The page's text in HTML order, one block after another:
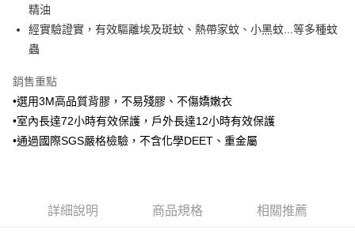
1.分期款項不併入電信帳單，「大哥付你分期」於每月結算日後寄送繳費提
醒簡訊。
2.透過簡訊連結打開帳單後，可選擇「超商條碼／台灣大直營門市／銀行轉
帳／街口支付／iPASS MONEY」等通路繳費。
【注意事項】
1.本服務係由「台灣大哥大股份有限公司」（以下簡稱本公司）所提供，讓
用戶於交易時，得透過本服務購買商品或服務，並由商店將買賣／分期付款
買賣價金債權讓與本公司後，依約使用本公司帳單繳交帳款。
2.基於同意付款使用「大哥付你分期」之契約關係目的，商店將以您的個人
１．於結帳方式選擇「AFTEE先享後付」後，將跳轉至「AFTEE先享後付」
結帳頁面，進行簡訊認證並確認金額後，即可完成結帳。
３．收到繳費通知簡訊後14天內，點擊此簡訊中的連結，可透過四大超商／
※ 請注意：結帳手續完成當下不需立刻繳費，但若您需要取消訂單，請聯絡
購買商品的店家。未經商家同意取消之訂單仍視為有效，需透過AFTEE先享
後付繳納相關費用。
※ 交易是否成功請以「AFTEE先享後付 」之結帳頁面顯示為準，若有關於
【注意事項】
１．透過由恩沛科技股份有限公司提供之「AFTEE先享後付」服務完成之交
付款後全家取貨
付款後萊爾富取貨
每筆NT$100，滿NT$1,000(含以上)免運費
付款後7-11取貨
每筆NT$100，滿NT$1,000(含以上)免運費
精油
經實驗證實，有效驅離埃及斑蚊、熱帶家蚊、小黑蚊...等多種蚊
蟲
銷售重點
•選用3M高品質背膠，不易殘膠、不傷嬌嫩衣
•室內長達72小時有效保護，戶外長達12小時有效保護
•通過國際SGS嚴格檢驗，不含化學DEET、重金屬
詳細說明 商品規格 相關推薦